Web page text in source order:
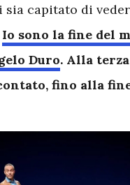
capitato di
Io sono la fine del
Duro. Alla
fino alla